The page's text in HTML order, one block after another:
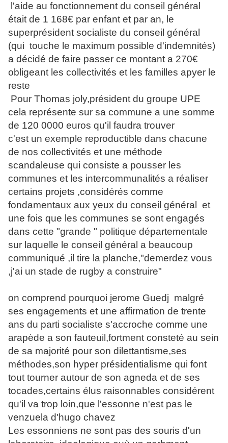
l'aide au fonctionnement du conseil général
était de 1 168€ par enfant et par an, le
superprésident socialiste du conseil général
(qui touche le maximum possible d'indemnités)
a décidé de faire passer ce montant a 270€
obligeant les collectivités et les familles apyer le
reste
Pour Thomas joly,président du groupe UPE
cela représente sur sa commune a une somme
de 120 0000 euros qu'il faudra trouver
c'est un exemple reproductible dans chacune
de nos collectivités et une méthode
scandaleuse qui consiste a pousser les
communes et les intercommunalités a réaliser
certains projets ,considérés comme
fondamentaux aux yeux du conseil général et
une fois que les communes se sont engagés
dans cette "grande " politique départementale
sur laquelle le conseil général a beaucoup
communiqué ,il tire la planche,"demerdez vous
,j'ai un stade de rugby a construire"
on comprend pourquoi jerome Guedj malgré
ses engagements et une affirmation de trente
ans du parti socialiste s'accroche comme une
arapède a son fauteuil,fortment consteté au sein
de sa majorité pour son dilettantisme,ses
méthodes,son hyper présidentialisme qui font
tout tourner autour de son agneda et de ses
tocades,certains élus raisonnables considérent
qu'il va trop loin,que l'essonne n'est pas le
venzuela d'hugo chavez
Les essonniens ne sont pas des souris d'un